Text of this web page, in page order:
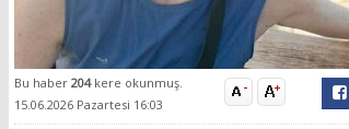
Bu haber 204 kere okunmuş.
15.06.2026 Pazartesi 16:03